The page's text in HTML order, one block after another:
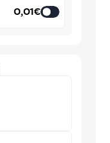
0,01€